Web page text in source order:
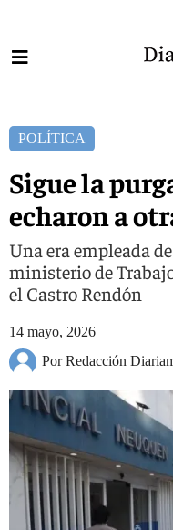
POLÍTICA
Sigue la
echaron a
Una era empleada
ministerio de
el Castro Rendón
14 mayo, 2026
Por Redacción